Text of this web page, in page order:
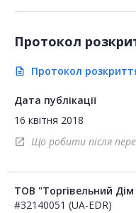
Протокол
description Протокол
Дата публікації
16 квітня 2018
open_in_new Що робити після
ТОВ "Торгівельний
#32140051 (UA-EDR)